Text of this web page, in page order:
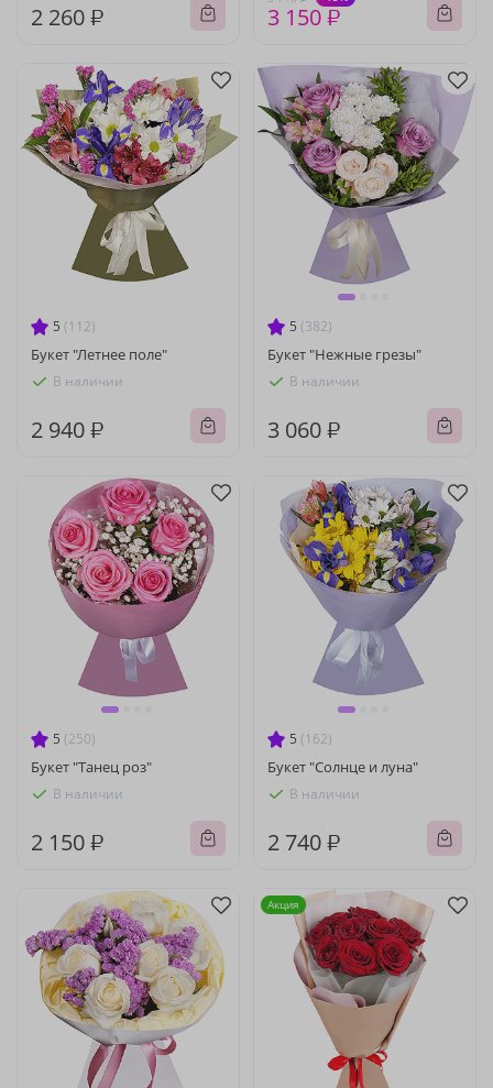
2 260 ₽ 3 150 ₽
5 (112)
Букет "Летнее поле"
В наличии
2 940 ₽
5 (382)
Букет "Нежные грезы"
В наличии
3 060 ₽
5 (250)
Букет "Танец роз"
В наличии
2 150 ₽
5 (162)
Букет "Солнце и луна"
В наличии
2 740 ₽
Акция